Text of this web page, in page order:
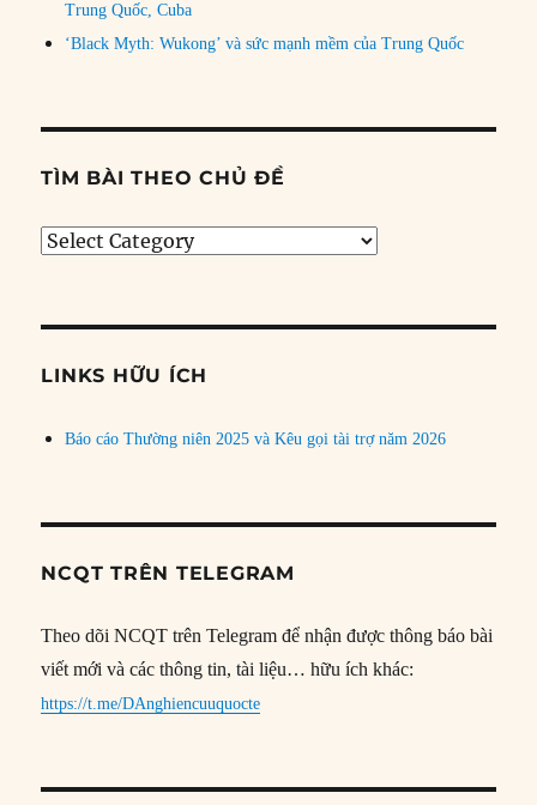
Trung Quốc, Cuba
‘Black Myth: Wukong’ và sức mạnh mềm của Trung Quốc
TÌM BÀI THEO CHỦ ĐỀ
Tìm
đề
LINKS HỮU ÍCH
Báo cáo Thường niên 2025 và Kêu gọi tài trợ năm 2026
NCQT TRÊN TELEGRAM
Theo dõi NCQT trên Telegram để nhận được thông báo bài
viết mới và các thông tin, tài liệu… hữu ích khác:
https://t.me/DAnghiencuuquocte